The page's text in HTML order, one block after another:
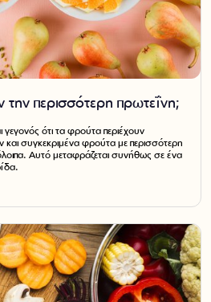
την περισσότερη πρωτεΐνη;
γεγονός ότι τα φρούτα περιέχουν
συγκεκριμένα φρούτα με περισσότερη
Αυτό μεταφράζεται συνήθως σε ένα